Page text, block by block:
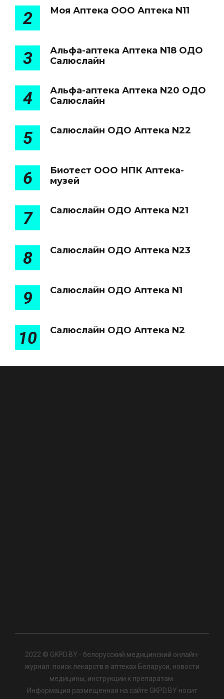
2 Моя Аптека ООО Аптека N11
3
Альфа-аптека Аптека N18 ОДО
Салюслайн
4
Альфа-аптека Аптека N20 ОДО
Салюслайн
5 Салюслайн ОДО Аптека N22
6
Биотест ООО НПК Аптека-
музей
7 Салюслайн ОДО Аптека N21
8 Салюслайн ОДО Аптека N23
9 Салюслайн ОДО Аптека N1
10 Салюслайн ОДО Аптека N2
2022 © GKPD.BY - белорусский медицинский онлайн-
журнал: поиск лекарств в аптеках Беларуси, новости
медицины, инструкции к препаратам.
Информация размещенная на сайте GKPD.BY носит